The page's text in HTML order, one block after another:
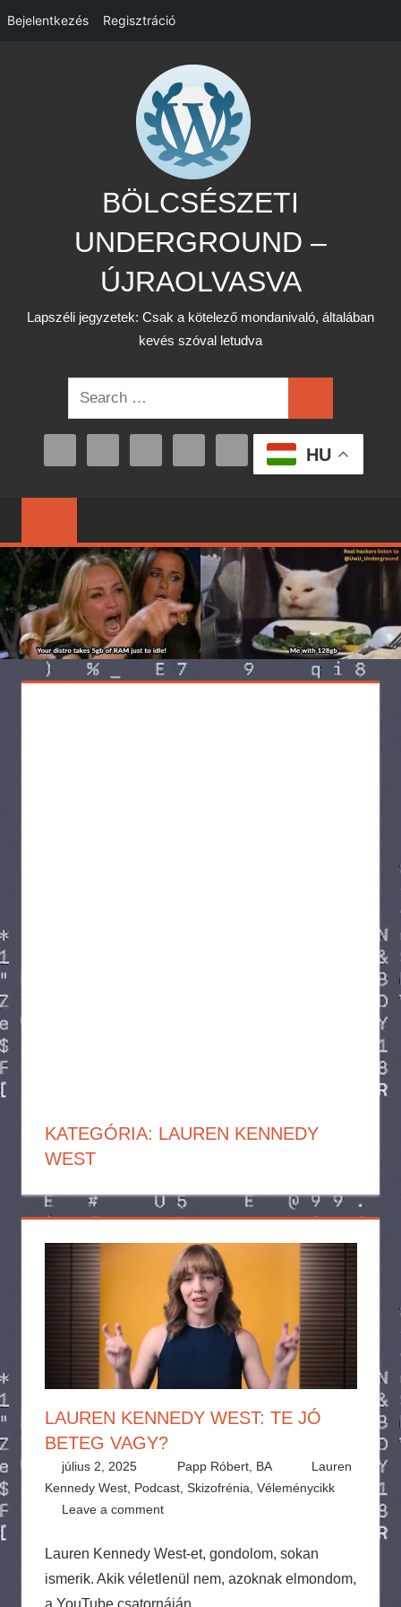
Bejelentkezés Regisztráció
BÖLCSÉSZETI
UNDERGROUND –
ÚJRAOLVASVA
Lapszéli jegyzetek: Csak a kötelező mondanivaló, általában
kevés szóval letudva
Search
for:
HU
KATEGÓRIA: LAUREN KENNEDY
WEST
LAUREN KENNEDY WEST: TE JÓ
BETEG VAGY?
július 2, 2025 Papp Róbert, BA
Lauren
Kennedy West, Podcast, Skizofrénia Véleménycikk
Leave a comment
Lauren Kennedy West-et, gondolom, sokan
ismerik. Akik véletlenül nem, azoknak elmondom,
a YouTube csatornáján